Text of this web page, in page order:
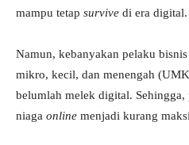
mampu tetap survive di era digital.
Namun, kebanyakan pelaku bisnis
mikro, kecil, dan menengah
belumlah melek digital. Sehingga,
niaga online menjadi kurang